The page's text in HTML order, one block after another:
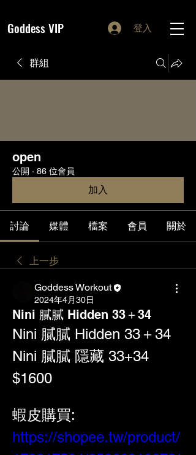
Goddess VIP 登入
群組
open
公開 · 86 位會員
加入
討論 媒體 檔案 會員 關於
上一步
Goddess Workout
2024年4月30日
Nini 膩膩 Hidden 33＋34
Nini 膩膩 Hidden 33＋34
Nini 膩膩 隱藏 33+34
$1600
https://shopee.tw/product/